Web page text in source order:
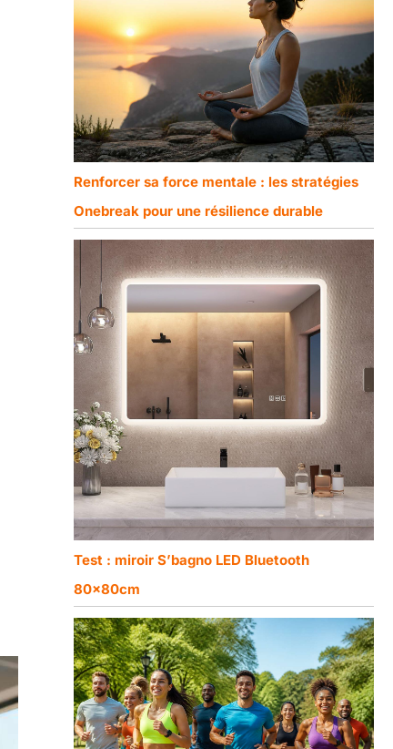
Renforcer sa force mentale : les stratégies
Onebreak pour une résilience durable
Test : miroir S’bagnо LED Bluetooth
80x80cm